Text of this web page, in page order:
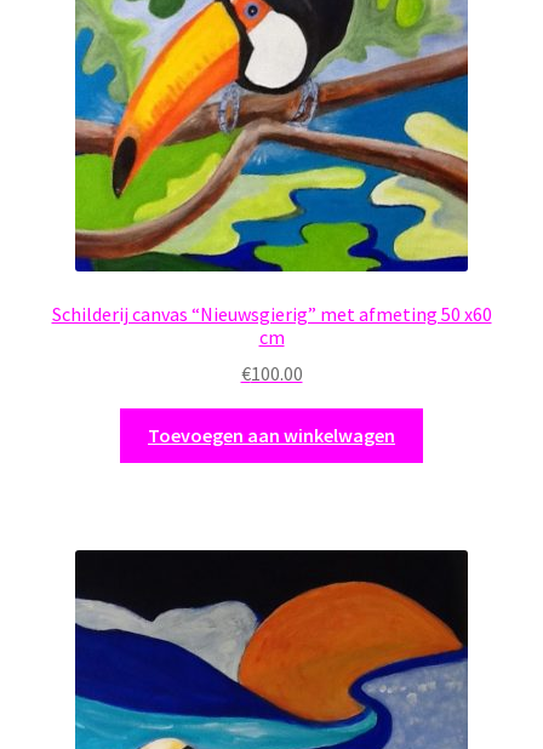
Schilderij canvas “Nieuwsgierig” met afmeting 50 x60
cm
€100.00
Toevoegen aan winkelwagen